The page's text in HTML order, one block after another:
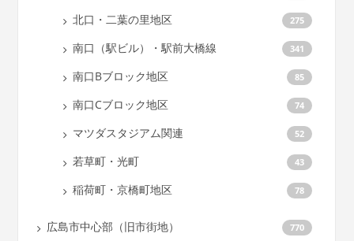
北口・二葉の里地区 275
南口（駅ビル）・駅前大橋線 341
南口Bブロック地区 85
南口Cブロック地区 74
マツダスタジアム関連 52
若草町・光町 43
稲荷町・京橋町地区 78
広島市中心部（旧市街地） 770